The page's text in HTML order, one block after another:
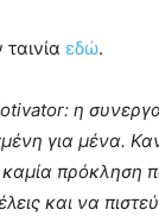
εδώ.
η
για μένα.
καμία πρόκληση
και να